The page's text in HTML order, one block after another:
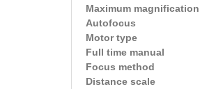
Maximum magnification
Autofocus
Motor type
Full time manual
Focus method
Distance scale